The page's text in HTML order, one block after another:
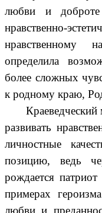
любви и
нравственно-
нравственному
определила
более сложных
к родному краю,
Краеведческий
развивать
личностные
позицию, ведь
рождается
примерах
любви и